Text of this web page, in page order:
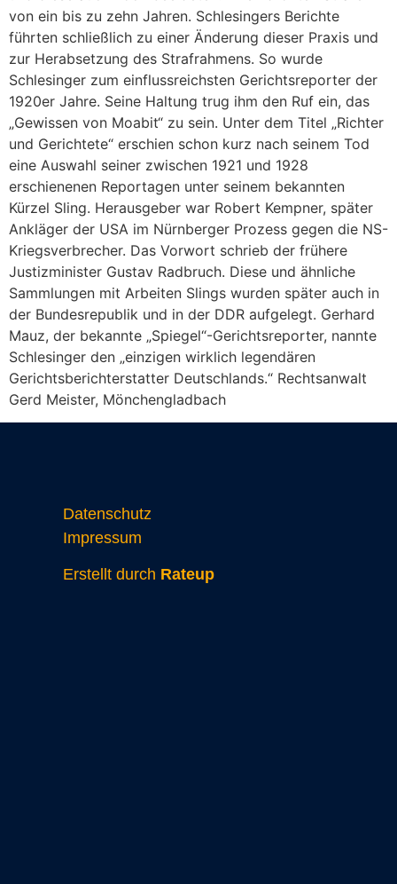
von ein bis zu zehn Jahren. Schlesingers Berichte
führten schließlich zu einer Änderung dieser Praxis und
zur Herabsetzung des Strafrahmens. So wurde
Schlesinger zum einflussreichsten Gerichtsreporter der
1920er Jahre. Seine Haltung trug ihm den Ruf ein, das
„Gewissen von Moabit“ zu sein. Unter dem Titel „Richter
und Gerichtete“ erschien schon kurz nach seinem Tod
eine Auswahl seiner zwischen 1921 und 1928
erschienenen Reportagen unter seinem bekannten
Kürzel Sling. Herausgeber war Robert Kempner, später
Ankläger der USA im Nürnberger Prozess gegen die NS-
Kriegsverbrecher. Das Vorwort schrieb der frühere
Justizminister Gustav Radbruch. Diese und ähnliche
Sammlungen mit Arbeiten Slings wurden später auch in
der Bundesrepublik und in der DDR aufgelegt. Gerhard
Mauz, der bekannte „Spiegel“-Gerichtsreporter, nannte
Schlesinger den „einzigen wirklich legendären
Gerichtsberichterstatter Deutschlands.“ Rechtsanwalt
Gerd Meister, Mönchengladbach
Datenschutz
Impressum
Erstellt durch Rateup